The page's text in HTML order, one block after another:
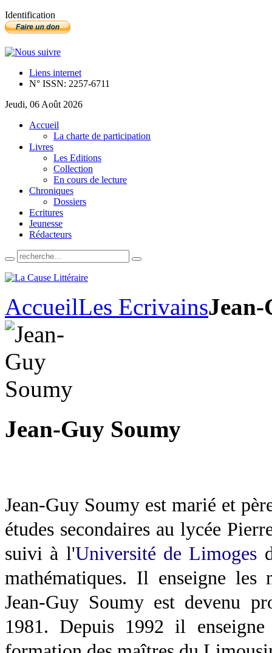
Identification
Liens internet
N° ISSN: 2257-6711
Jeudi, 06 Août 2026
Accueil
La charte de participation
Livres
Les Editions
Collection
En cours de lecture
Chroniques
Dossiers
Ecritures
Jeunesse
Rédacteurs
AccueilLes EcrivainsJean-
Jean-Guy Soumy
Jean-Guy Soumy est marié et
études secondaires au lycée
suivi à l'Université de Limoges
mathématiques. Il enseigne les
Jean-Guy Soumy est devenu
1981. Depuis 1992 il